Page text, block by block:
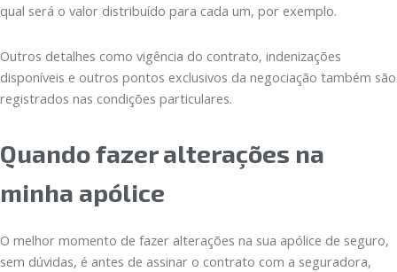
qual será o valor distribuído para cada um, por exemplo.
Outros detalhes como vigência do contrato, indenizações
disponíveis e outros pontos exclusivos da negociação também são
registrados nas condições particulares.
Quando fazer alterações na
minha apólice
O melhor momento de fazer alterações na sua apólice de seguro,
sem dúvidas, é antes de assinar o contrato com a seguradora,